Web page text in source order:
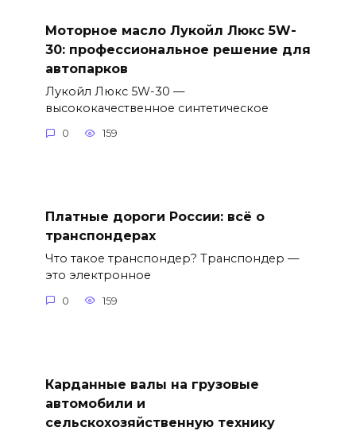
Моторное масло Лукойл Люкс 5W-
30: профессиональное решение для
автопарков
Лукойл Люкс 5W-30 —
высококачественное синтетическое
0 159
Платные дороги России: всё о
транспондерах
Что такое транспондер? Транспондер —
это электронное
0 159
Карданные валы на грузовые
автомобили и
сельскохозяйственную технику